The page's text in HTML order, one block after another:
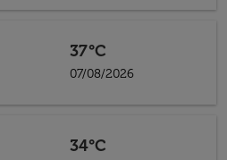
37°C
07/08/2026
34°C